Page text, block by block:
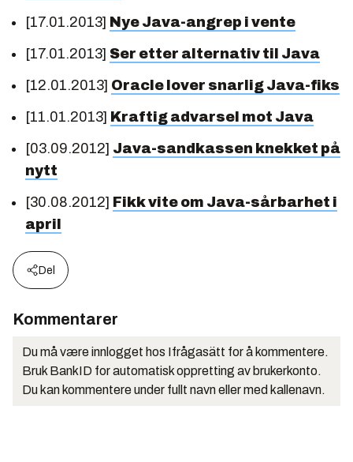
[17.01.2013] Nye Java-angrep i vente
[17.01.2013] Ser etter alternativ til Java
[12.01.2013] Oracle lover snarlig Java-fiks
[11.01.2013] Kraftig advarsel mot Java
[03.09.2012] Java-sandkassen knekket på
nytt
[30.08.2012] Fikk vite om Java-sårbarhet i
april
Del
Kommentarer
Du må være innlogget hos Ifrågasätt for å kommentere.
Bruk BankID for automatisk oppretting av brukerkonto.
Du kan kommentere under fullt navn eller med kallenavn.